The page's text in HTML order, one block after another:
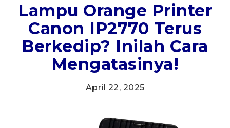
Lampu Orange Printer
Canon IP2770 Terus
Berkedip? Inilah Cara
Mengatasinya!
April 22, 2025